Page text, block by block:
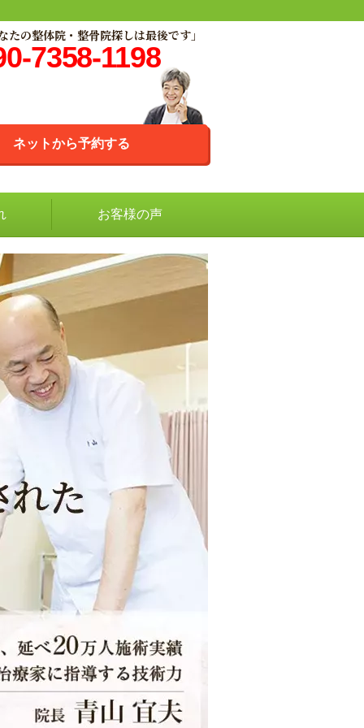
たの整体院・整骨院探しは最後です」
7358-1198
ネットから予約する
お客様の声